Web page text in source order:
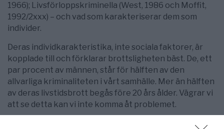
1966); Livsförloppskriminella (West, 1986 och Moffit,
1992/2xxx) – och vad som karakteriserar dem som
individer.
Deras individkarakteristika, inte sociala faktorer, är
kopplade till och förklarar brottsligheten bäst. De, ett
par procent av männen, står för hälften av den
allvarliga kriminaliteten i vårt samhälle. Mer än hälften
av deras livstidsbrott begås före 20 års ålder. Vägrar vi
att se detta kan vi inte komma åt problemet.
I Daltegs avhandling (1990) var huvudresultat att 80